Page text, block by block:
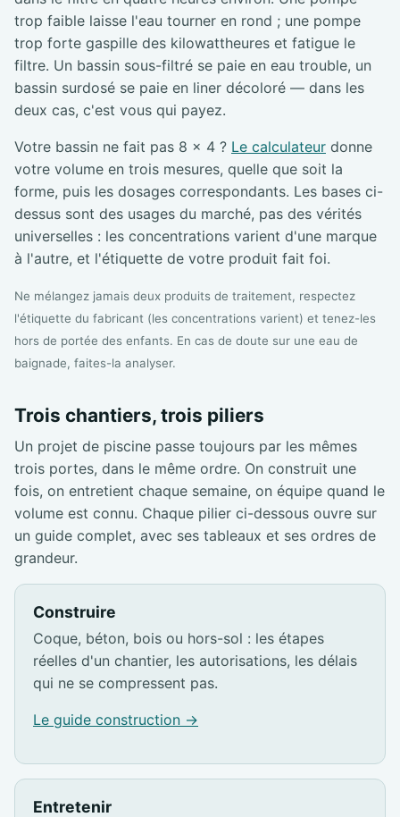
trop faible laisse l'eau tourner en rond ; une pompe
trop forte gaspille des kilowattheures et fatigue le
filtre. Un bassin sous-filtré se paie en eau trouble, un
bassin surdosé se paie en liner décoloré — dans les
deux cas, c'est vous qui payez.
Votre bassin ne fait pas 8 × 4 ? Le calculateur donne
votre volume en trois mesures, quelle que soit la
forme, puis les dosages correspondants. Les bases ci-
dessus sont des usages du marché, pas des vérités
universelles : les concentrations varient d'une marque
à l'autre, et l'étiquette de votre produit fait foi.
Ne mélangez jamais deux produits de traitement, respectez
l'étiquette du fabricant (les concentrations varient) et tenez-les
hors de portée des enfants. En cas de doute sur une eau de
baignade, faites-la analyser.
Trois chantiers, trois piliers
Un projet de piscine passe toujours par les mêmes
trois portes, dans le même ordre. On construit une
fois, on entretient chaque semaine, on équipe quand le
volume est connu. Chaque pilier ci-dessous ouvre sur
un guide complet, avec ses tableaux et ses ordres de
grandeur.
Construire
Coque, béton, bois ou hors-sol : les étapes
réelles d'un chantier, les autorisations, les délais
qui ne se compressent pas.
Le guide construction →
Entretenir